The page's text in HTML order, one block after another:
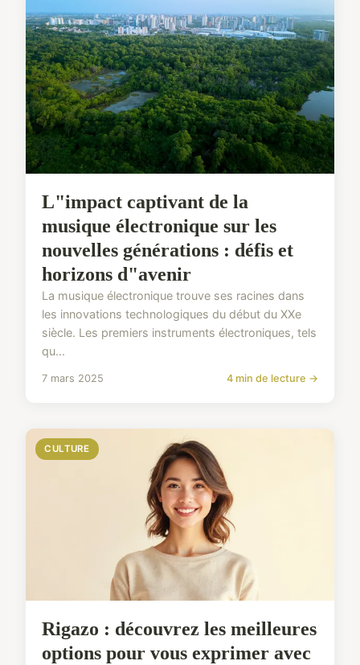
L"impact captivant de la
musique électronique sur les
nouvelles générations : défis et
horizons d"avenir
La musique électronique trouve ses racines dans
les innovations technologiques du début du XXe
siècle. Les premiers instruments électroniques, tels
qu...
7 mars 2025 4 min de lecture →
CULTURE
Rigazo : découvrez les meilleures
options pour vous exprimer avec